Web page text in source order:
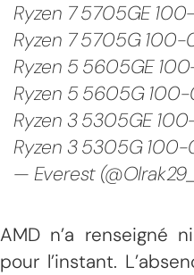
Ryzen 7 5705GE
Ryzen 7 5705G
Ryzen 5 5605GE
Ryzen 5 5605G
Ryzen 3 5305GE
Ryzen 3 5305G
— Everest
AMD n’a renseigné
pour l’instant.